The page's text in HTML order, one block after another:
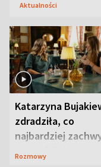
Aktualności
Katarzyna
zdradziła, co
najbardziej
ją w Lublinie
Rozmowy